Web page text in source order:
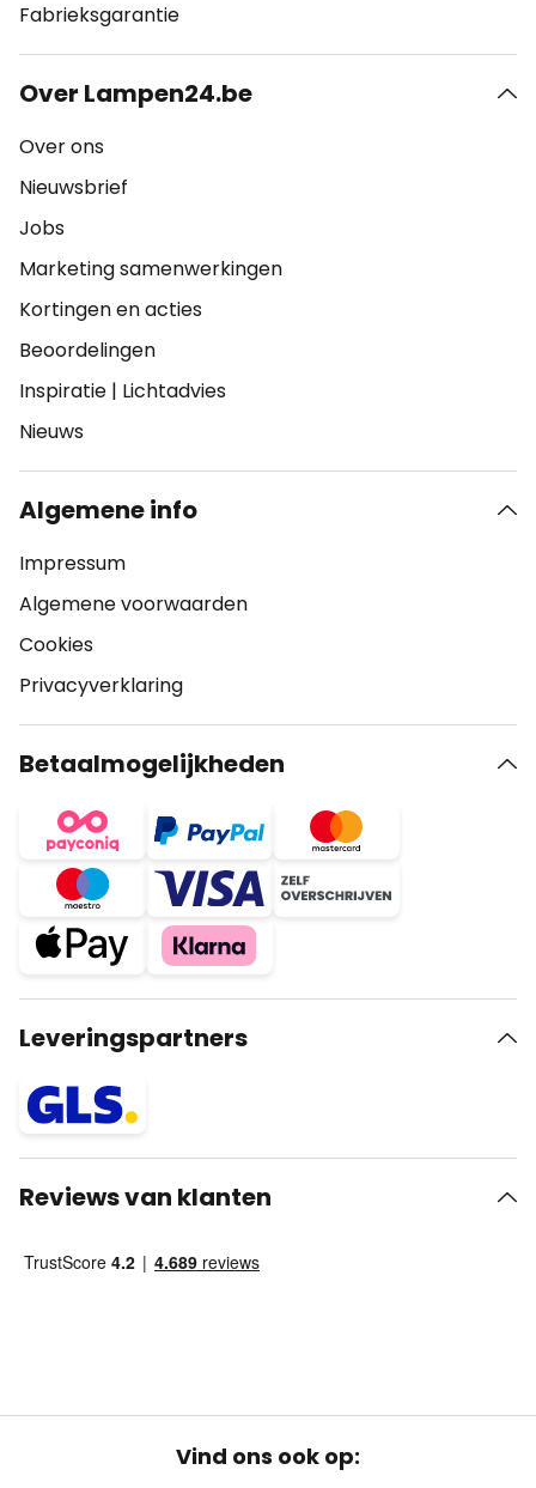
Fabrieksgarantie
Over Lampen24.be
Over ons
Nieuwsbrief
Jobs
Marketing samenwerkingen
Kortingen en acties
Beoordelingen
Inspiratie | Lichtadvies
Nieuws
Algemene info
Impressum
Algemene voorwaarden
Cookies
Privacyverklaring
Betaalmogelijkheden
Leveringspartners
Reviews van klanten
Vind ons ook op: